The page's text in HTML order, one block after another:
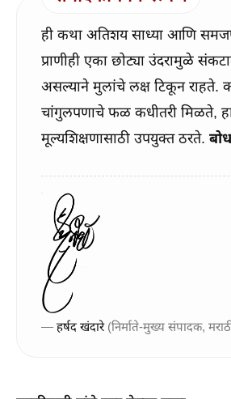
ही कथा अतिशय साध्या आणि
प्राणीही एका छोट्या उंदरामुळे
असल्याने मुलांचे लक्ष टिकून राहते. कथेमधील बोध स्पष्ट आणि जीवनाशी निगडित आहे. कोणालाही कमी लेखू नये आणि केलेल्या
चांगुलपणाचे फळ कधीतरी मिळते,
मूल्यशिक्षणासाठी उपयुक्त ठरते.
— हर्षद खंदारे(निर्माते-मुख्य संपादक,